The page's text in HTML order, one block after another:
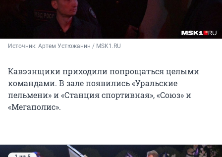
Источник: Артем Устюжанин / MSK1.RU
Кавээнщики приходили попрощаться целыми
командами. В зале появились «Уральские
пельмени» и «Станция спортивная», «Союз» и
«Мегаполис».